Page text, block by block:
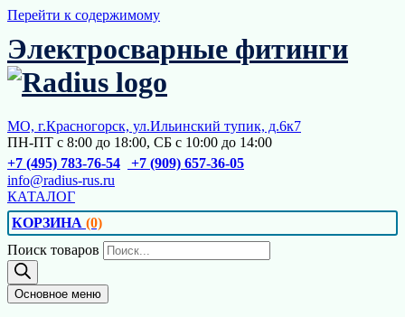
Перейти к содержимому
Электросварные фитинги
МО, г.Красногорск, ул.Ильинский тупик, д.6к7
ПН-ПТ с 8:00 до 18:00, СБ с 10:00 до 14:00
+7 (495) 783-76-54
+7 (909) 657-36-05
info@radius-rus.ru
КАТАЛОГ
КОРЗИНА (0)
Поиск товаров
Основное меню